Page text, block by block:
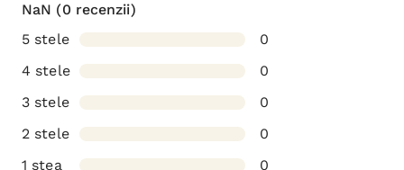
NaN (0 recenzii)
5 stele
0
4 stele
0
3 stele
0
2 stele
0
1 stea
0